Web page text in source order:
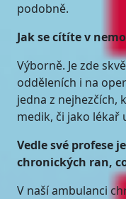
podobně.
Jak se cítíte v
Výborně. Je zde
odděleních i na
jedna z nejhezčích,
medik, či jako lékař
Vedle své profese
chronických ran,
V naší ambulanci